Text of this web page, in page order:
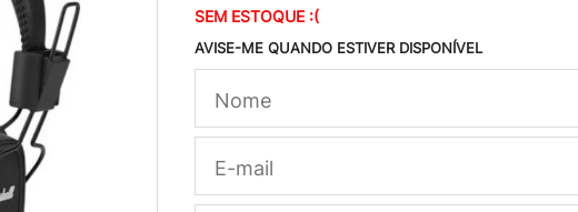
SEM ESTOQUE :(
AVISE-ME QUANDO ESTIVER DISPONÍVEL